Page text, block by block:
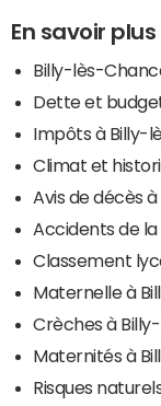
En savoir
Billy-lès-
Dette et
Impôts à Billy-
Climat et
Avis de décès
Accidents de
Classement
Maternelle à
Crèches à
Maternités à
Risques